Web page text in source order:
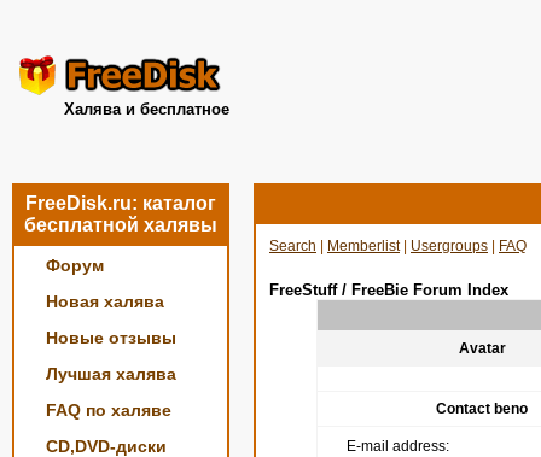
Халява и бесплатное
FreeDisk.ru: каталог
бесплатной халявы
Форум
Новая халява
Новые отзывы
Лучшая халява
FAQ по халяве
CD,DVD-диски
Search Memberlist| Usergroups FAQ
FreeStuff / FreeBie Forum Index
Avatar
Contact beno
E-mail address: